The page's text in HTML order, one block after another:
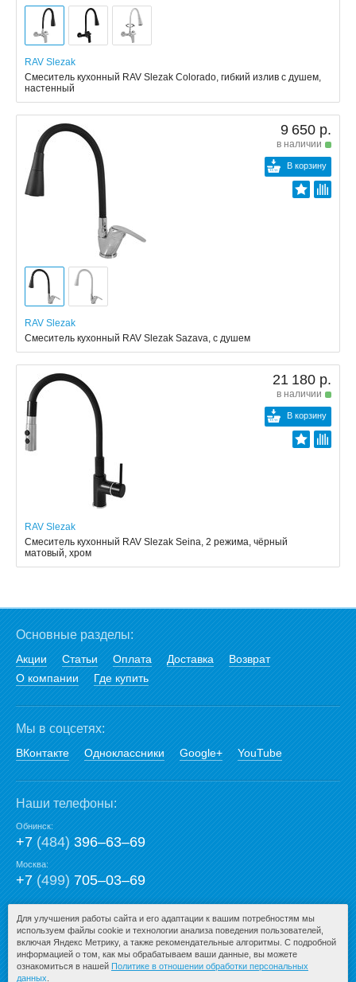
RAV Slezak
Смеситель кухонный RAV Slezak Colorado, гибкий излив с душем,
настенный
9 650 р.
в наличии
В корзину
RAV Slezak
Смеситель кухонный RAV Slezak Sazava, с душем
21 180 р.
в наличии
В корзину
RAV Slezak
Смеситель кухонный RAV Slezak Seina, 2 режима, чёрный
матовый, хром
Основные разделы:
Акции Статьи Оплата Доставка
Возврат
О компании
Где купить
Мы в соцсетях:
ВКонтакте Одноклассники Google+ YouTube
Наши телефоны:
Обнинск:
+7(484)396‒63‒69
Москва:
+7(499)705‒03‒69
E-mail:
mail@san-premium.ru
Для улучшения работы сайта и его адаптации к вашим потребностям мы
используем файлы cookie и технологии анализа поведения пользователей,
включая Яндекс Метрику, а также рекомендательные алгоритмы. С подробной
информацией о том, как мы обрабатываем ваши данные, вы можете
ознакомиться в нашей Политике в отношении обработки персональных
данных